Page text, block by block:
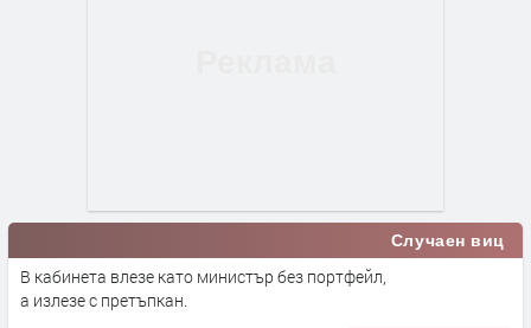
Случаен виц
В кабинета влезе като министър без портфейл,
а излезе с претъпкан.